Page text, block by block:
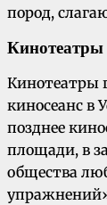
пород,
Кинотеатры
Кинотеатры
киносеанс в
позднее
площади, в
общества